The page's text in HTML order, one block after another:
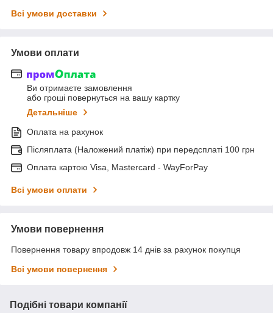
Всі умови доставки
Умови оплати
Ви отримаєте замовлення
або гроші повернуться на вашу картку
Детальніше
Оплата на рахунок
Післяплата (Наложений платіж) при передсплаті 100 грн
Оплата картою Visa, Mastercard - WayForPay
Всі умови оплати
Умови повернення
Повернення товару впродовж 14 днів за рахунок покупця
Всі умови повернення
Подібні товари компанії